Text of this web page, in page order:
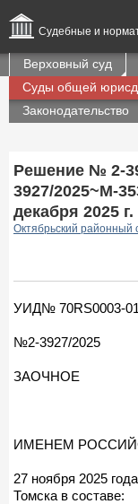
Судебные и
Верховный суд
Суды общей
Законодательство
Решение № 2-
3927/2025~М-
декабря 2025
Октябрьский районный
УИД№ 70RS0003-
№2-3927/2025
ЗАОЧНОЕ
ИМЕНЕМ
27 ноября 2025
Томска в составе: